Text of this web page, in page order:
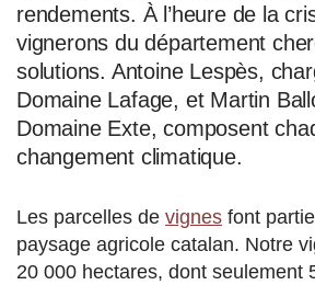
rendements. À l’heure de la
vignerons du département
solutions. Antoine Lespès,
Domaine Lafage, et Martin
Domaine Exte, composent
changement climatique.
Les parcelles de vignes font
paysage agricole catalan. Notre
20 000 hectares, dont seulement